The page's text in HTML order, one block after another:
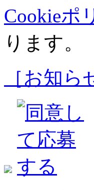
Cookieポ
ります。
［お知